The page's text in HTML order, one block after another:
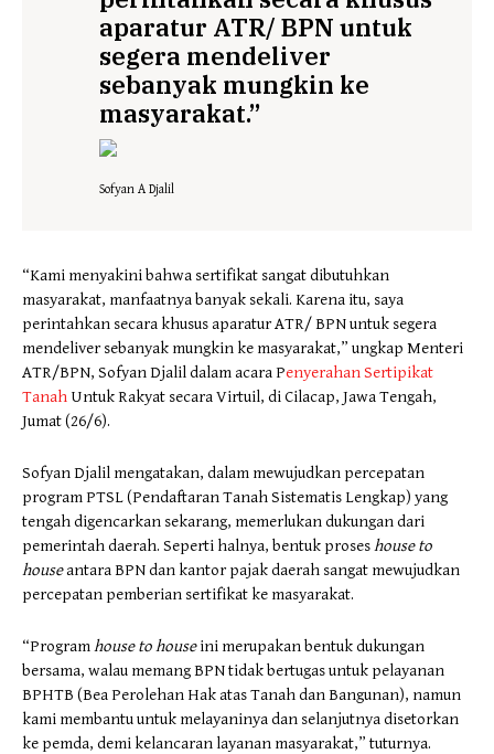
aparatur ATR/ BPN untuk
segera mendeliver
sebanyak mungkin ke
masyarakat.”
Sofyan A Djalil
“Kami menyakini bahwa sertifikat sangat dibutuhkan
masyarakat, manfaatnya banyak sekali. Karena itu, saya
perintahkan secara khusus aparatur ATR/ BPN untuk segera
mendeliver sebanyak mungkin ke masyarakat,” ungkap Menteri
ATR/BPN, Sofyan Djalil dalam acara Penyerahan Sertipikat
Tanah Untuk Rakyat secara Virtuil, di Cilacap, Jawa Tengah,
Jumat (26/6).
Sofyan Djalil mengatakan, dalam mewujudkan percepatan
program PTSL (Pendaftaran Tanah Sistematis Lengkap) yang
tengah digencarkan sekarang, memerlukan dukungan dari
pemerintah daerah. Seperti halnya, bentuk proseshouse to
houseantara BPN dan kantor pajak daerah sangat mewujudkan
percepatan pemberian sertifikat ke masyarakat.
“Programhouse to houseini merupakan bentuk dukungan
bersama, walau memang BPN tidak bertugas untuk pelayanan
BPHTB (Bea Perolehan Hak atas Tanah dan Bangunan), namun
kami membantu untuk melayaninya dan selanjutnya disetorkan
ke pemda, demi kelancaran layanan masyarakat,” tuturnya.